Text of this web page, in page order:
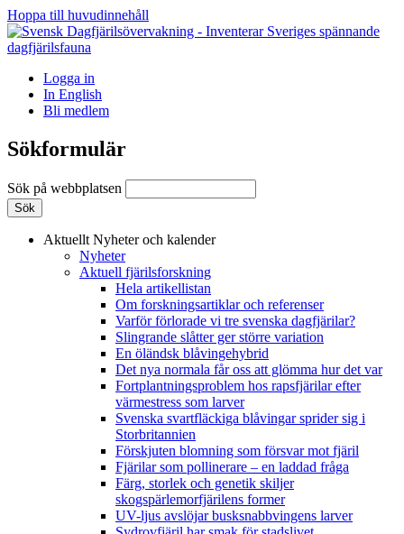
Hoppa till huvudinnehåll
Logga in
In English
Bli medlem
Sökformulär
Sök på webbplatsen
Aktuellt Nyheter och kalender
Nyheter
Aktuell fjärilsforskning
Hela artikellistan
Om forskningsartiklar och referenser
Varför förlorade vi tre svenska dagfjärilar?
Slingrande slåtter ger större variation
En öländsk blåvingehybrid
Det nya normala får oss att glömma hur det var
Fortplantningsproblem hos rapsfjärilar efter
värmestress som larver
Svenska svartfläckiga blåvingar sprider sig i
Storbritannien
Förskjuten blomning som försvar mot fjäril
Fjärilar som pollinerare – en laddad fråga
Färg, storlek och genetik skiljer
skogspärlemorfjärilens former
UV-ljus avslöjar busksnabbvingens larver